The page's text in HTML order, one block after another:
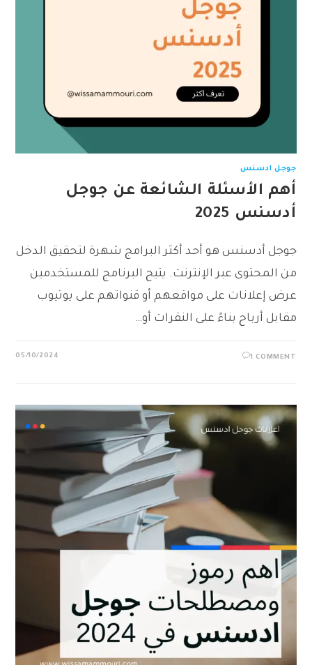
جوجل ادسنس
أهم الأسئلة الشائعة عن جوجل
أدسنس 2025
جوجل أدسنس هو أحد أكثر البرامج شهرة لتحقيق الدخل
من المحتوى عبر الإنترنت. يتيح البرنامج للمستخدمين
عرض إعلانات على مواقعهم أو قنواتهم على يوتيوب
مقابل أرباح بناءً على النقرات أو…
1 COMMENT
05/10/2024